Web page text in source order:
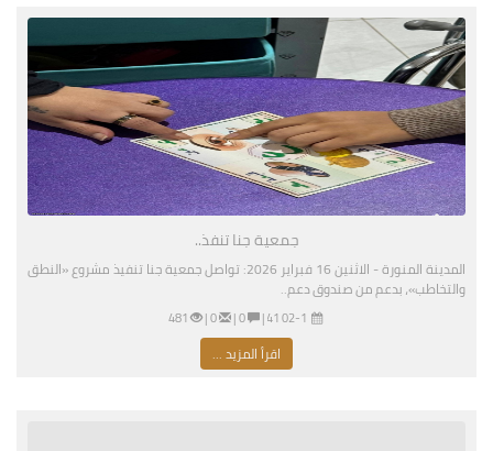
جمعية جنا تنفذ..
المدينة المنورة - الاثنين 16 فبراير 2026: تواصل جمعية جنا تنفيذ مشروع «النطق
والتخاطب»، بدعم من صندوق دعم..
02-16-2026 04:41 مساءً |
0 |
0 |
481
اقرأ المزيد ...